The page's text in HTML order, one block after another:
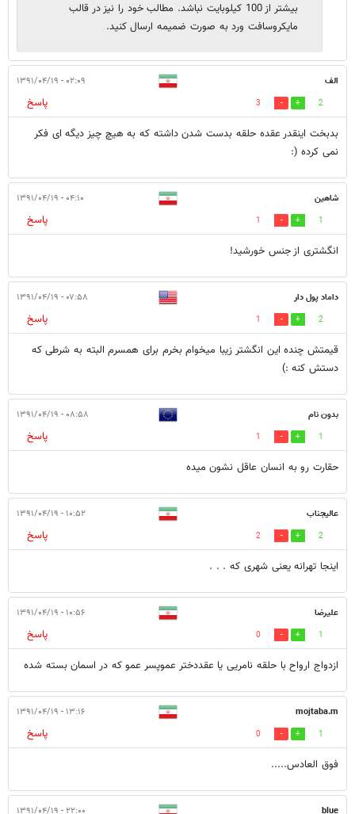
بیشتر از 100 کیلوبایت نباشد. مطالب خود را نیز در قالب
مایکروسافت ورد به صورت ضمیمه ارسال کنید.
الف ۰۲:۰۹ - ۱۳۹۱/۰۴/۱۹
2
3
پاسخ
بدبخت اینقدر عقده حلقه بدست شدن داشته که به هیچ چیز دیگه ای فکر
نمی کرده (:
شاهین ۰۴:۱۰ - ۱۳۹۱/۰۴/۱۹
1
1
پاسخ
انگشتری از جنس خورشید!
داماد پول دار ۰۷:۵۸ - ۱۳۹۱/۰۴/۱۹
2
1
پاسخ
قیمتش چنده این انگشتر زیبا میخوام بخرم برای همسرم البته به شرطی که
دستش کنه :)
بدون نام ۰۸:۵۸ - ۱۳۹۱/۰۴/۱۹
1
1
پاسخ
حقارت رو به انسان عاقل نشون میده
عالیجناب ۱۰:۵۲ - ۱۳۹۱/۰۴/۱۹
2
2
پاسخ
اینجا تهرانه یعنی شهری که . . .
علیرضا ۱۰:۵۶ - ۱۳۹۱/۰۴/۱۹
1
0
پاسخ
ازدواج ارواح با حلقه نامریی یا عقددختر عموپسر عمو که در اسمان بسته شده
mojtaba.m ۱۳:۱۶ - ۱۳۹۱/۰۴/۱۹
1
0
پاسخ
فوق العادس.....